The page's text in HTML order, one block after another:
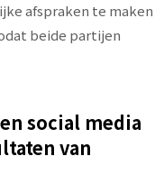
afspraken te maken
beide partijen
social media
van